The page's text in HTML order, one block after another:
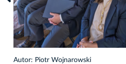
Autor: Piotr Wojnarowski